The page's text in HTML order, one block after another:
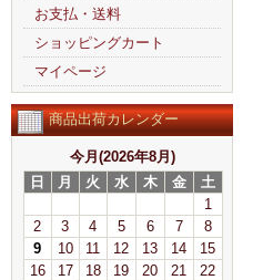
お支払・送料
ショッピングカート
マイページ
商品出荷カレンダー
今月(2026年8月)
日
月 火 水 木 金
土
1
2
3 4 5 6 7
8
9
10 11 12 13 14
15
16
17 18 19 20 21
22